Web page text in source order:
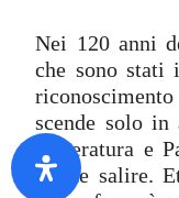
Nei 120 anni
che sono stati
scende solo in
Letteratura e
donne salire.